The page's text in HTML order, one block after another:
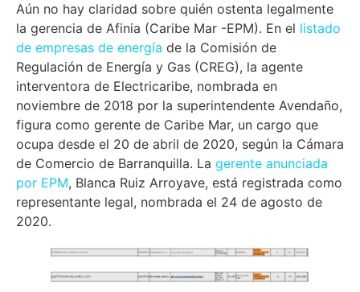
Aún no hay claridad sobre quién ostenta legalmente
la gerencia de Afinia (Caribe Mar -EPM). En el listado
de empresas de energía de la Comisión de
Regulación de Energía y Gas (CREG), la agente
interventora de Electricaribe, nombrada en
noviembre de 2018 por la superintendente Avendaño,
figura como gerente de Caribe Mar, un cargo que
ocupa desde el 20 de abril de 2020, según la Cámara
de Comercio de Barranquilla. La gerente anunciada
por EPM, Blanca Ruiz Arroyave, está registrada como
representante legal, nombrada el 24 de agosto de
2020.